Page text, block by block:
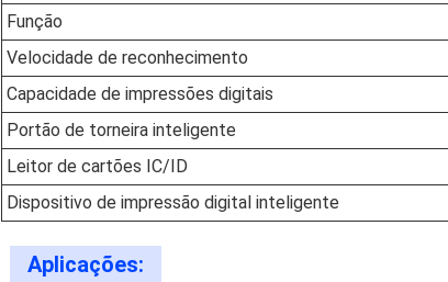
Função
Velocidade de reconhecimento
Capacidade de impressões digitais
Portão de torneira inteligente
Leitor de cartões IC/ID
Dispositivo de impressão digital inteligente
Aplicações: